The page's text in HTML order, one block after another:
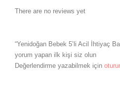
There are no reviews yet
“Yenidoğan Bebek 5’li Acil İhtiyaç
yorum yapan ilk kişi siz olun
Değerlendirme yazabilmek için